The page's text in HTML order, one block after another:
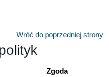
Wróć do poprzedniej strony
Zgoda